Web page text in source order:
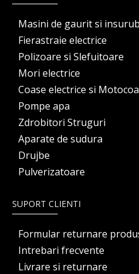
Masini de gaurit si
Fierastraie electrice
Polizoare si Slefuitoare
Mori electrice
Coase electrice si
Pompe apa
Zdrobitori Struguri
Aparate de sudura
Drujbe
Pulverizatoare
SUPORT CLIENTI
Formular returnare
Intrebari frecvente
Livrare si returnare